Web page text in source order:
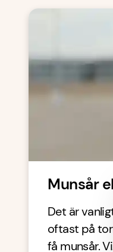
Munsår
Det är
oftast på
få munsår.